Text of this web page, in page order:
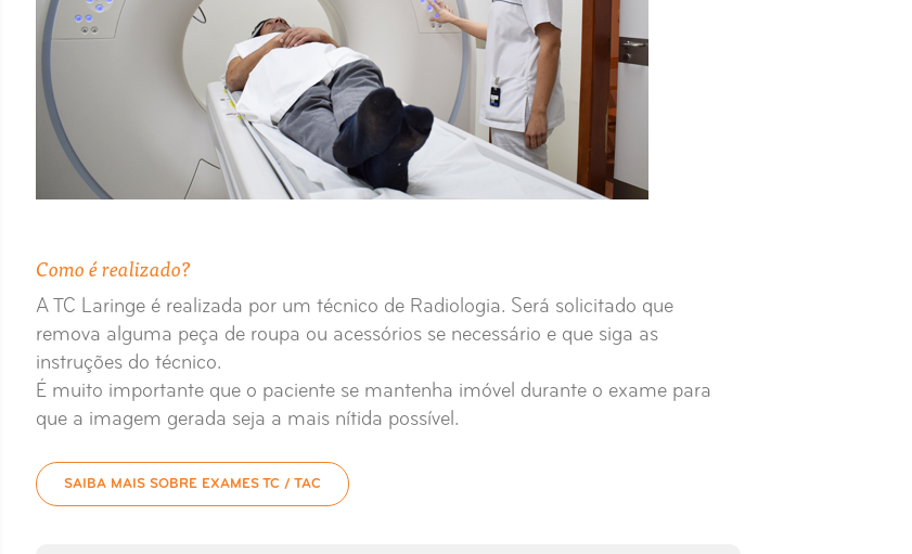
Como é realizado?
A TC Laringe é realizada por um técnico de Radiologia. Será solicitado que
remova alguma peça de roupa ou acessórios se necessário e que siga as
instruções do técnico.
É muito importante que o paciente se mantenha imóvel durante o exame para
que a imagem gerada seja a mais nítida possível.
SAIBA MAIS SOBRE EXAMES TC / TAC